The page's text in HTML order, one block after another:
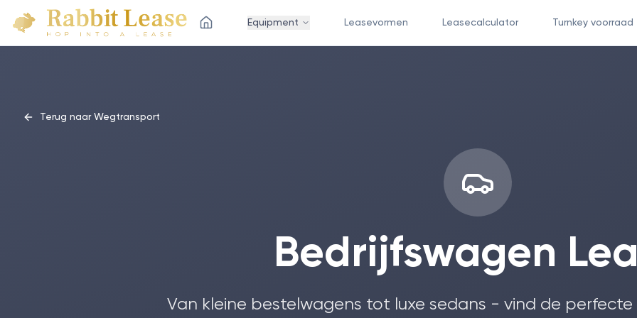
Equipment Leasevormen Leasecalculator Turnkey voorraad
Terug naar Wegtransport
Bedrijfswagen
Van kleine bestelwagens tot luxe sedans - vind de